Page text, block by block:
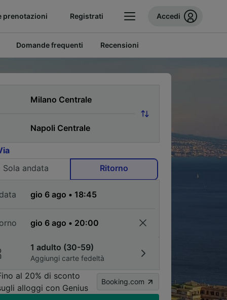
prenotazioni Registrati Accedi
Domande frequenti Recensioni
Sola andata
Ritorno
1 adulto (30-59)
Aggiungi carte fedeltà
al 20% di sconto
alloggi con Genius
Booking.com